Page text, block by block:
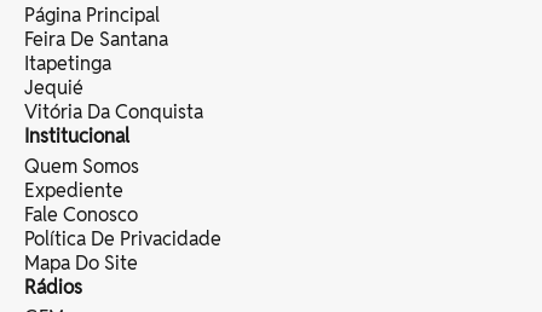
Página Principal
Feira De Santana
Itapetinga
Jequié
Vitória Da Conquista
Institucional
Quem Somos
Expediente
Fale Conosco
Política De Privacidade
Mapa Do Site
Rádios